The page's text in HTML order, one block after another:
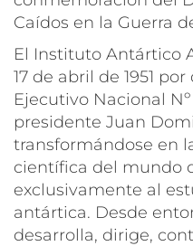
Caídos en la Guerra
El Instituto Antártico
17 de abril de 1951
Ejecutivo Nacional
presidente Juan
transformándose en
científica del mundo
exclusivamente al
antártica. Desde
desarrolla, dirige,